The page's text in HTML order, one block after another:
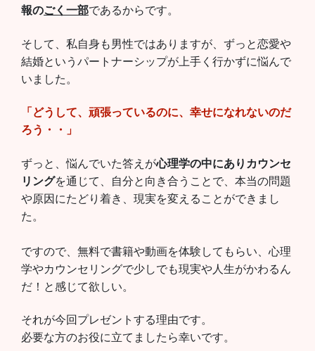
報のごく一部であるからです。
そして、私自身も男性ではありますが、ずっと恋愛や
結婚というパートナーシップが上手く行かずに悩んで
いました。
「どうして、頑張っているのに、幸せになれないのだ
ろう・・」
ずっと、悩んでいた答えが心理学の中にありカウンセ
リングを通じて、自分と向き合うことで、本当の問題
や原因にたどり着き、現実を変えることができまし
た。
ですので、無料で書籍や動画を体験してもらい、心理
学やカウンセリングで少しでも現実や人生がかわるん
だ！と感じて欲しい。
それが今回プレゼントする理由です。
必要な方のお役に立てましたら幸いです。